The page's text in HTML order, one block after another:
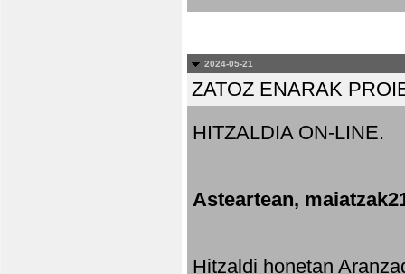
2024-05-21
ZATOZ ENARAK
HITZALDIA ON-LINE.
Asteartean,
Hitzaldi honetan